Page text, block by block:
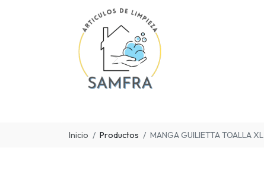
Inicio Productos MANGA GUILIETTA TOALLA XL